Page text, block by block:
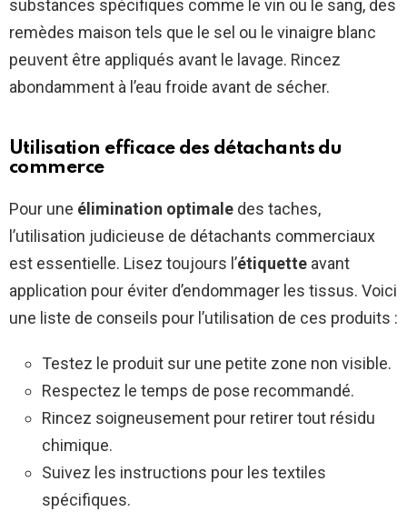
substances spécifiques comme le vin ou le sang, des
remèdes maison tels que le sel ou le vinaigre blanc
peuvent être appliqués avant le lavage. Rincez
abondamment à l’eau froide avant de sécher.
Utilisation efficace des détachants du
commerce
Pour une élimination optimale des taches,
l’utilisation judicieuse de détachants commerciaux
est essentielle. Lisez toujours l’étiquette avant
application pour éviter d’endommager les tissus. Voici
une liste de conseils pour l’utilisation de ces produits :
Testez le produit sur une petite zone non visible.
Respectez le temps de pose recommandé.
Rincez soigneusement pour retirer tout résidu
chimique.
Suivez les instructions pour les textiles
spécifiques.